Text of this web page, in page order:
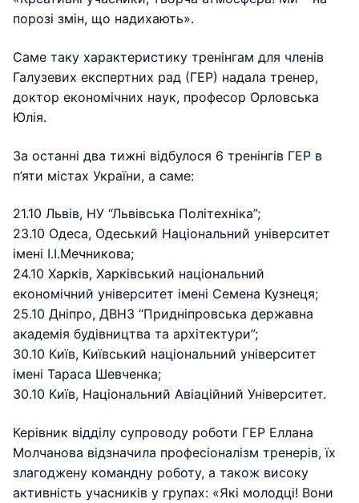
порозі змін, що надихають».
Саме таку характеристику тренінгам для членів
Галузевих експертних рад (ГЕР) надала тренер,
доктор економічних наук, професор Орловська
Юлія.
За останні два тижні відбулося 6 тренінгів ГЕР в
п’яти містах України, а саме:
21.10 Львів, НУ “Львівська Політехніка”;
23.10 Одеса, Одеський Національний університет
імені І.І.Мечникова;
24.10 Харків, Харківський національний
економічний університет імені Семена Кузнеця;
25.10 Дніпро, ДВНЗ “Придніпровська державна
академія будівництва та архітектури”;
30.10 Київ, Київський національний університет
імені Тараса Шевченка;
30.10 Київ, Національний Авіаційний Університет.
Керівник відділу супроводу роботи ГЕР Еллана
Молчанова відзначила професіоналізм тренерів, їх
злагоджену командну роботу, а також високу
активність учасників у групах: «Які молодці! Вони